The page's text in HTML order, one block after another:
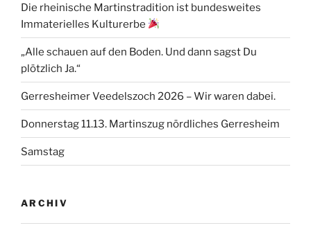
Die rheinische Martinstradition ist bundesweites
Immaterielles Kulturerbe
„Alle schauen auf den Boden. Und dann sagst Du
plötzlich Ja.“
Gerresheimer Veedelszoch 2026 – Wir waren dabei.
Donnerstag 11.13. Martinszug nördliches Gerresheim
Samstag
ARCHIV